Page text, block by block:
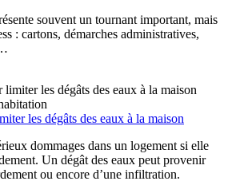
souvent un tournant important, mais
: cartons, démarches administratives,
les dégâts des eaux à la maison
dommages dans un logement si elle
Un dégât des eaux peut provenir
ou encore d’une infiltration.